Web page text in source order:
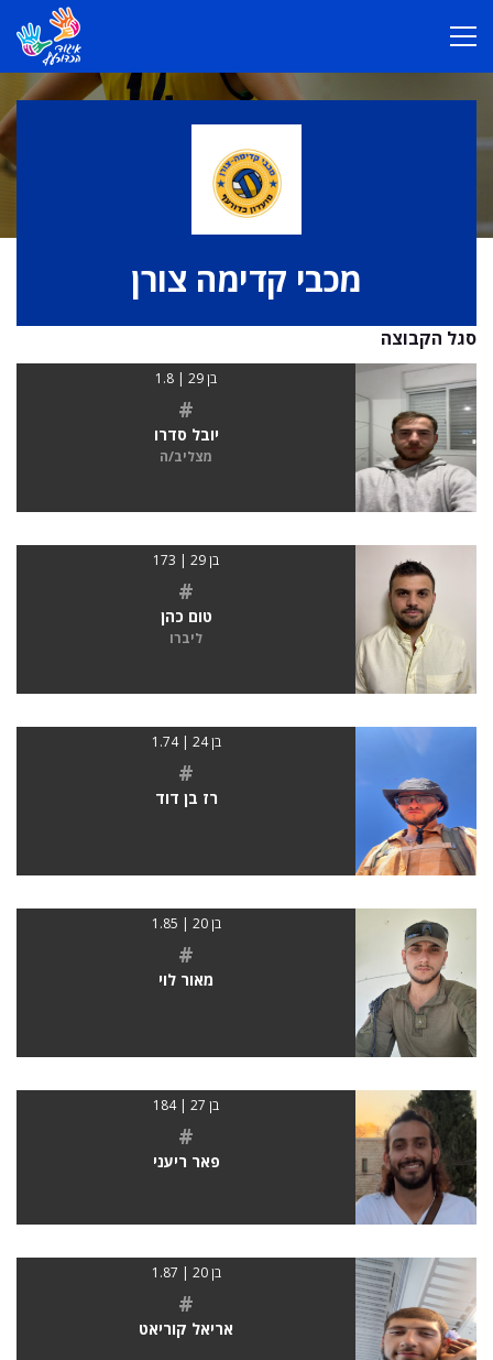
מכבי קדימה צורן
סגל הקבוצה
בן 29 | 1.8
#
יובל סדרו
מצליב/ה
בן 29 | 173
#
טום כהן
ליברו
בן 24 | 1.74
#
רז בן דוד
בן 20 | 1.85
#
מאור לוי
בן 27 | 184
#
פאר ריעני
בן 20 | 1.87
#
אריאל קוריאט